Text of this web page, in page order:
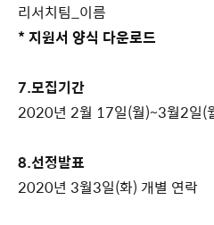
리서치팀_이름
* 지원서 양식 다운로드
7.모집기간
2020년 2월 17일(월)~3월2일(
8.선정발표
2020년 3월3일(화) 개별 연락